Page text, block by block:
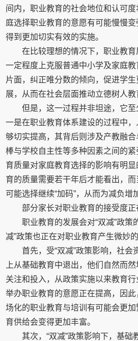
间内，职业教育的社会地位和认可
庭选择职业教育的意愿有可能慢慢变
得到更加切实有效的实施。
在比较理想的情况下，职业教
一定程度上克服普通中小学及家庭
片面，纠正唯分数的倾向，促进学
展，从而在社会层面推动立德树人教
但是，这一过程并非坦途，它至
一是在职业教育体系建设的过程中
够切实提高，其背后则涉及产教融
棒与学校自主性等多种因素之间的
育质量对家庭教育选择的影响有明
育的质量需要若干年后才能看出，
可能选择继续“加码”，从而为减负增
部分家长对职业教育的接受度正
职业教育的发展会对“双减”政策
减”政策也正在对职业教育产生微妙的
首先，受“双减”政策影响，社会
上从基础教育中退出，他们自然而
关注和投入，从政策实施以来教育
举办职业教育的意愿正在提高，因
场化的职业教育与培训有可能会更
育供给会变得更加丰富。
其次，“双减”政策影响下，基础